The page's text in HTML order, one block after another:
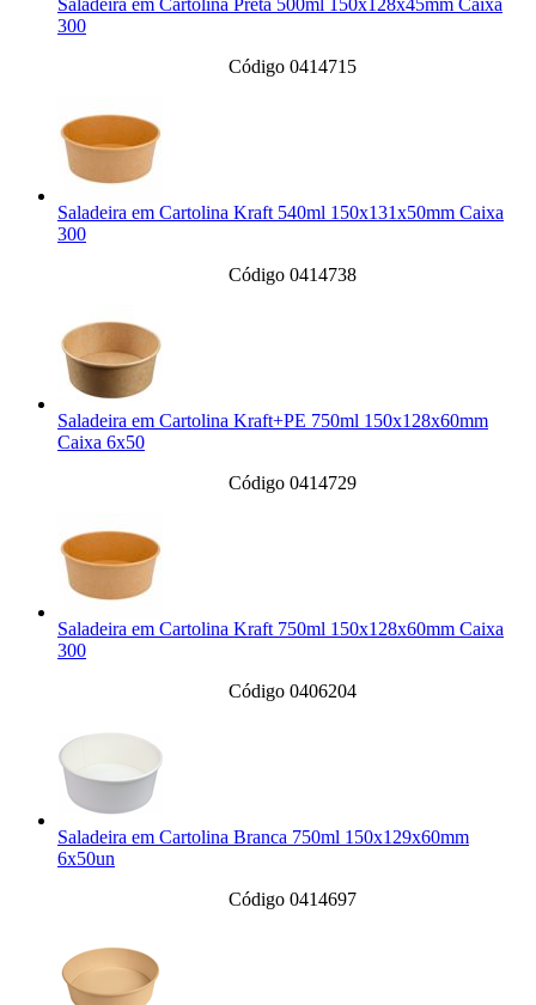
300
Código 0414715
Saladeira em Cartolina Kraft 540ml 150x131x50mm Caixa
300
Código 0414738
Saladeira em Cartolina Kraft+PE 750ml 150x128x60mm
Caixa 6x50
Código 0414729
Saladeira em Cartolina Kraft 750ml 150x128x60mm Caixa
300
Código 0406204
Saladeira em Cartolina Branca 750ml 150x129x60mm
6x50un
Código 0414697